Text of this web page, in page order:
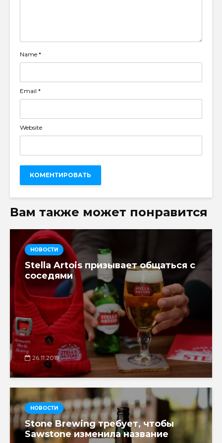
Name *
Email *
Website
Вам также может понравится
НОВОСТИ
Stella Artois призывает общаться с
соседями
26.11.2019
НОВОСТИ
Stone Brewing требует, чтобы
Sawstone изменила название